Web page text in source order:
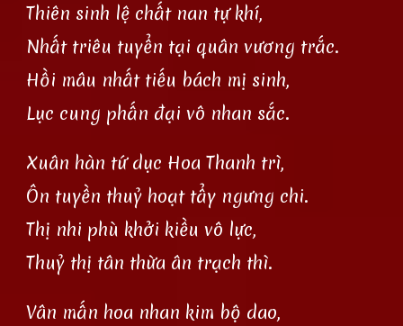
Thiên sinh lệ chất nan tự khí,
Nhất triêu tuyển tại quân vương trắc.
Hồi mâu nhất tiếu bách mị sinh,
Lục cung phấn đại vô nhan sắc.
Xuân hàn tứ dục Hoa Thanh trì,
Ôn tuyền thuỷ hoạt tẩy ngưng chi.
Thị nhi phù khởi kiều vô lực,
Thuỷ thị tân thừa ân trạch thì.
Vân mấn hoa nhan kim bộ dao,